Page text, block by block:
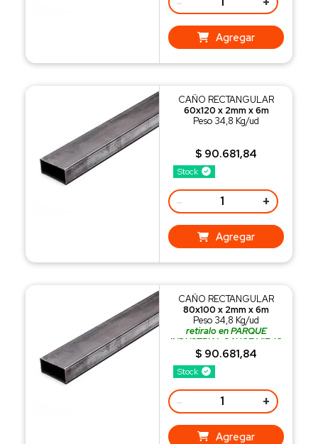
Agregar
Stock
CAÑO RECTANGULAR
60x120 x 2mm x 6m
Peso 34,8 Kg/ud
$ 90.681,84
- +
Agregar
Stock
CAÑO RECTANGULAR
80x100 x 2mm x 6m
Peso 34,8 Kg/ud
retiralo en PARQUE
INDUSTRIAL SAUCE VIEJO
o recibilo con nuestro
REPARTO
$ 90.681,84
- +
Agregar